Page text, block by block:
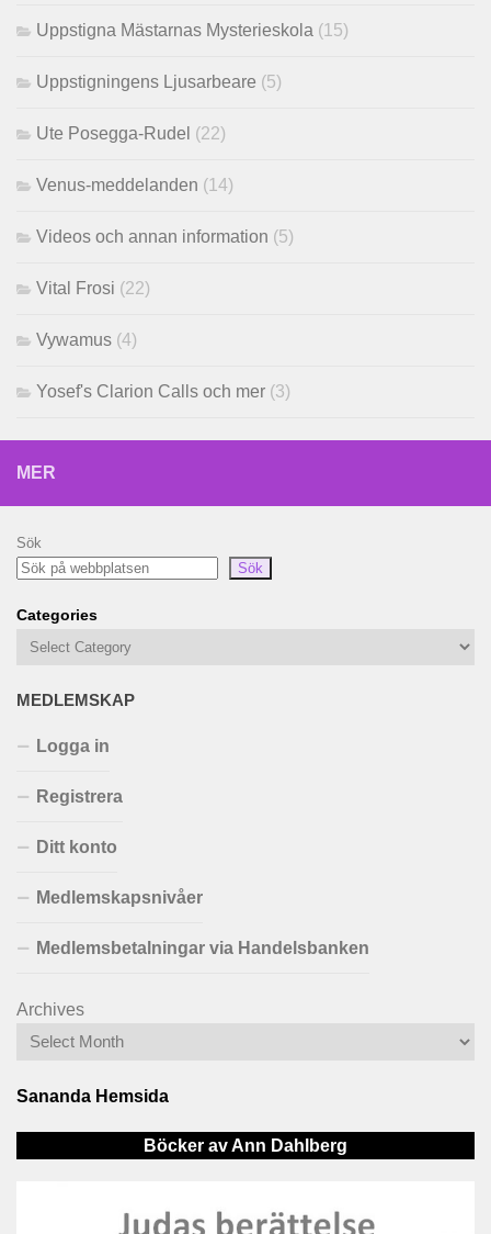
Uppstigna Mästarnas Mysterieskola (15)
Uppstigningens Ljusarbeare (5)
Ute Posegga-Rudel (22)
Venus-meddelanden (14)
Videos och annan information (5)
Vital Frosi (22)
Vywamus (4)
Yosef's Clarion Calls och mer (3)
MER
Sök
Sök
Categories
MEDLEMSKAP
Logga in
Registrera
Ditt konto
Medlemskapsnivåer
Medlemsbetalningar via Handelsbanken
Archives
Sananda Hemsida
Böcker av Ann Dahlberg